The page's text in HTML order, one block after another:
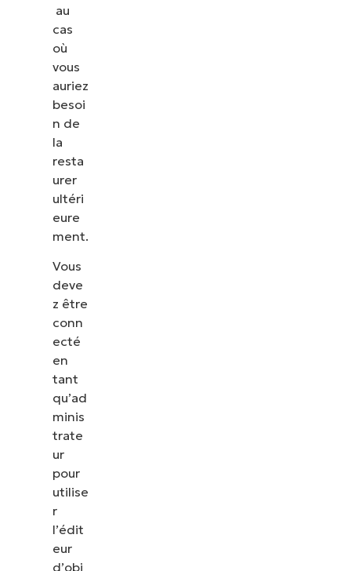
au
cas
où
vous
auriez
besoi
n de
la
resta
urer
ultéri
eure
ment.
Vous
deve
z être
conn
ecté
en
tant
qu’ad
minis
trate
ur
pour
utilise
r
l’édit
eur
d’obj